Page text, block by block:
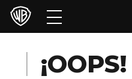
Películas
¡OOPS!